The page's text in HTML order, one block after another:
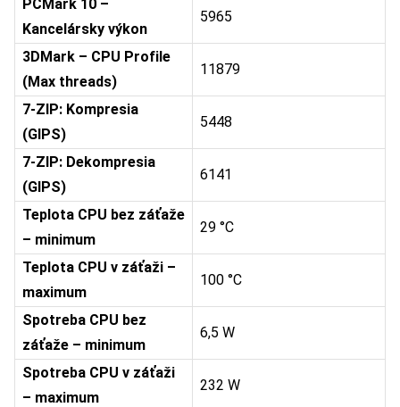
PCMark 10 –
Kancelársky výkon
5965
3DMark – CPU Profile
(Max threads)
11879
7-ZIP: Kompresia
(GIPS)
5448
7-ZIP: Dekompresia
(GIPS)
6141
Teplota CPU bez záťaže
– minimum
29 °C
Teplota CPU v záťaži –
maximum
100 °C
Spotreba CPU bez
záťaže – minimum
6,5 W
Spotreba CPU v záťaži
– maximum
232 W